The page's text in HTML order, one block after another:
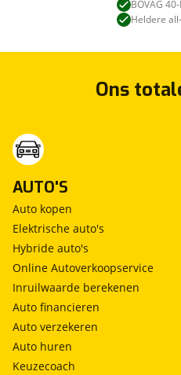
BOVAG
Heldere
Ons
AUTO'S
Auto kopen
Elektrische auto's
Hybride auto's
Online Autoverkoopservice
Inruilwaarde berekenen
Auto financieren
Auto verzekeren
Auto huren
Keuzecoach